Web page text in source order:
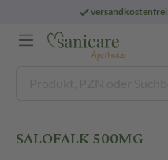
versandkostenfrei
SALOFALK 500MG